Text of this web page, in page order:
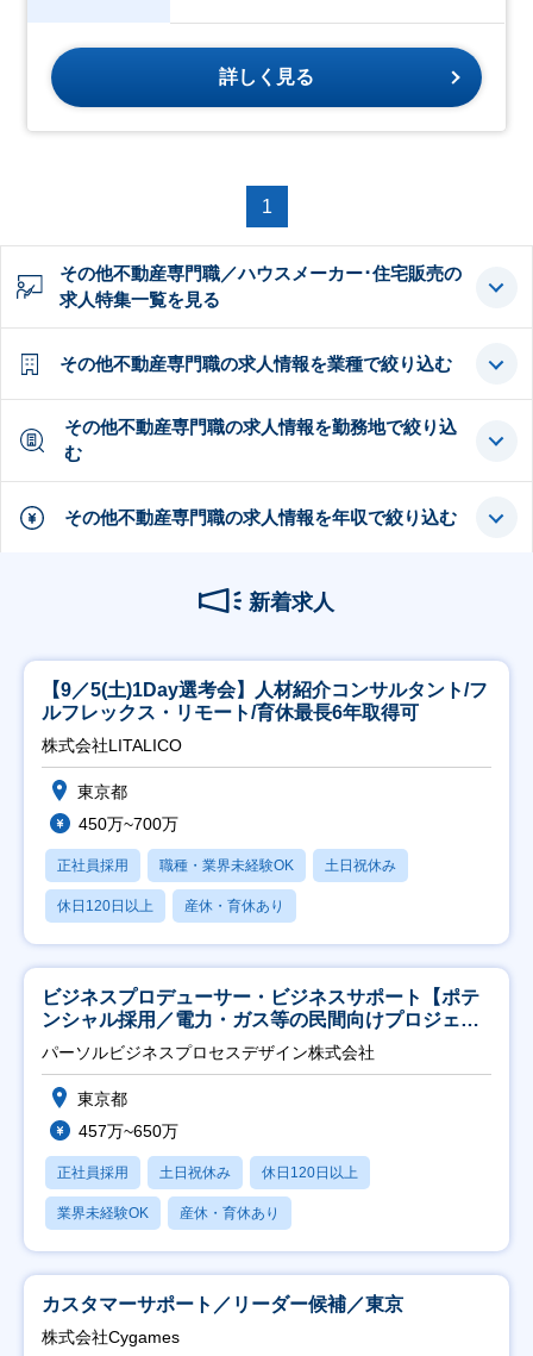
詳しく見る
1
その他不動産専門職／ハウスメーカー･住宅販売の
求人特集一覧を見る
その他不動産専門職の求人情報を業種で絞り込む
その他不動産専門職の求人情報を勤務地で絞り込
む
その他不動産専門職の求人情報を年収で絞り込む
新着求人
【9／5(土)1Day選考会】人材紹介コンサルタント/フ
ルフレックス・リモート/育休最長6年取得可
株式会社LITALICO
東京都
450万~700万
正社員採用 職種・業界未経験OK 土日祝休み
休日120日以上 産休・育休あり
ビジネスプロデューサー・ビジネスサポート【ポテ
ンシャル採用／電力・ガス等の民間向けプロジェク
ト推進】
パーソルビジネスプロセスデザイン株式会社
東京都
457万~650万
正社員採用 土日祝休み 休日120日以上
業界未経験OK 産休・育休あり
カスタマーサポート／リーダー候補／東京
株式会社Cygames